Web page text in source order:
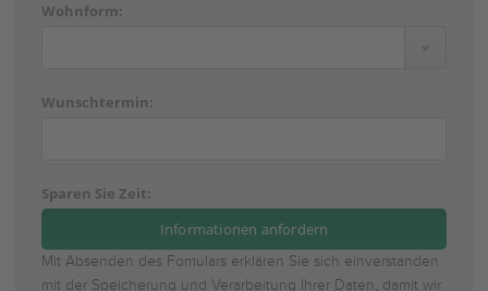
Wohnform:
Wunschtermin:
Sparen Sie Zeit:
Mit Absenden des Fomulars erklären Sie sich einverstanden
mit der Speicherung und Verarbeitung Ihrer Daten, damit wir